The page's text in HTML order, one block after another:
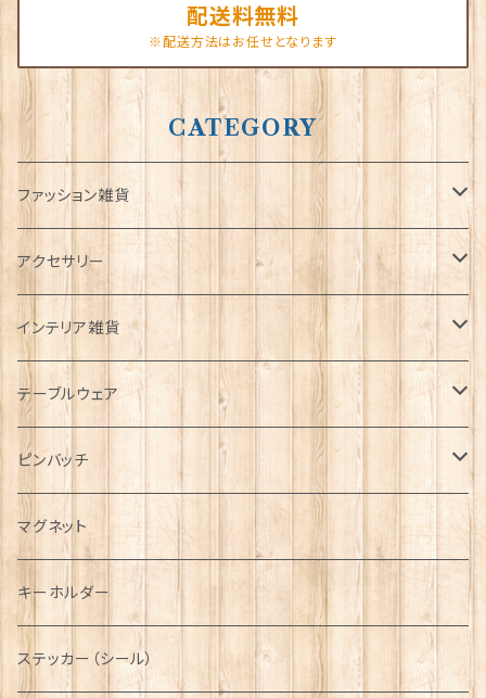
配送料無料
※配送方法はお任せとなります
CATEGORY
ファッション雑貨
タータンネクタイ
帽子
キャップ
ハンチング帽
キャスケット
ディアストーカー
ニット帽
Tシャツ
マフラー
タータン【Bronte by Moon】
タータン【Glencroft】
ボタンラップマフラー【Aran Traditions】
サッシュ
スカーフ
ファッションマスク
アクセサリー
ORTAK
ブローチ
ペンダント
チャーム
その他のアクセサリー
インテリア雑貨
インテリア置物
ラブスプーン
ラブスプーン【SION LLEWELLYN】
ラブスプーン【PAUL CURTIS】
ファブリック
テーブルウェア
ティータオル
ペーパーナプキン
ティーコジー
その他テーブルウェア
ピンバッチ
ジェネラルデザイン
乗り物
動物＆植物
ミリタリー
NAVY
ピューター
マグネット
キーホルダー
ステッカー（シール）